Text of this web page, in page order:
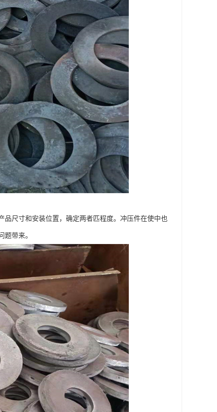
尺寸和安装位置，确定两者匹程度。冲压件在使中也
带来。